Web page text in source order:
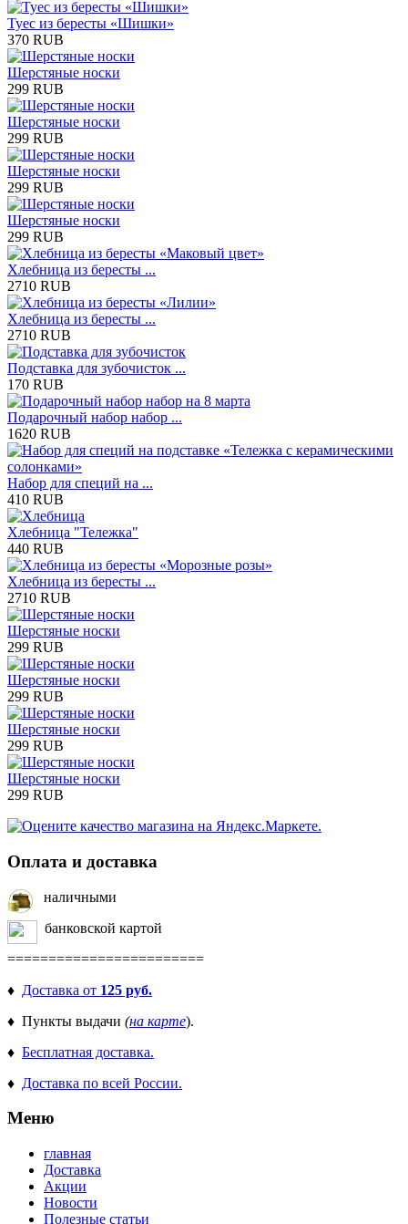
Туес из бересты «Шишки»
370 RUB
Шерстяные носки
299 RUB
Шерстяные носки
299 RUB
Шерстяные носки
299 RUB
Шерстяные носки
299 RUB
Хлебница из бересты ...
2710 RUB
Хлебница из бересты ...
2710 RUB
Подставка для зубочисток ...
170 RUB
Подарочный набор набор ...
1620 RUB
Набор для специй на ...
410 RUB
Хлебница "Тележка"
440 RUB
Хлебница из бересты ...
2710 RUB
Шерстяные носки
299 RUB
Шерстяные носки
299 RUB
Шерстяные носки
299 RUB
Шерстяные носки
299 RUB
Оплата и доставка
наличными
банковской картой
========================
♦ Доставка от 125 руб.
♦ Пункты выдачи (на карте).
♦ Бесплатная доставка.
♦ Доставка по всей России.
Меню
главная
Доставка
Акции
Новости
Полезные статьи